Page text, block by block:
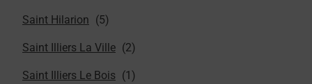
Saint Hilarion
Saint Illiers La Ville
Saint Illiers Le Bois